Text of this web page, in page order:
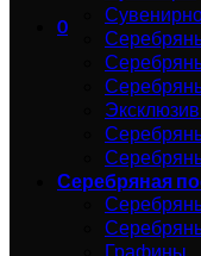
0
Серебряная
Графины